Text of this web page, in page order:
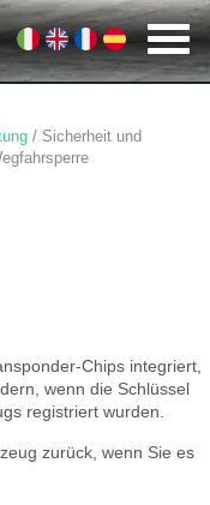
/ Sicherheit und
Chips integriert,
wenn die Schlüssel
registriert wurden.
zurück, wenn Sie es